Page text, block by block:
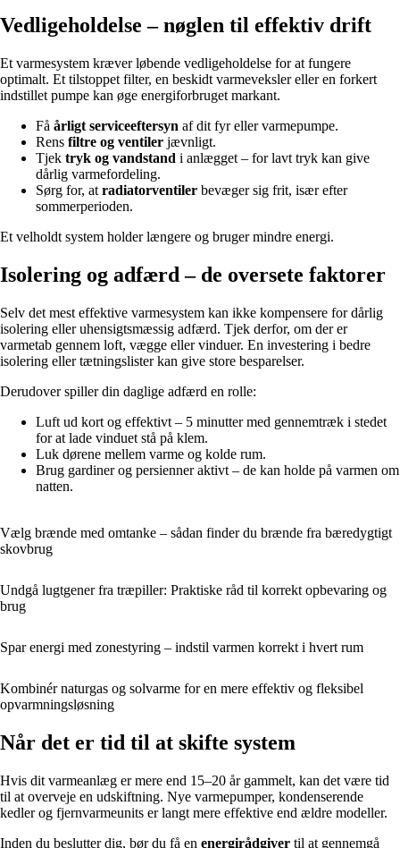
Vedligeholdelse – nøglen til effektiv drift
Et varmesystem kræver løbende vedligeholdelse for at fungere
optimalt. Et tilstoppet filter, en beskidt varmeveksler eller en forkert
indstillet pumpe kan øge energiforbruget markant.
Få årligt serviceeftersyn af dit fyr eller varmepumpe.
Rens filtre og ventiler jævnligt.
Tjek tryk og vandstand i anlægget – for lavt tryk kan give
dårlig varmefordeling.
Sørg for, at radiatorventiler bevæger sig frit, især efter
sommerperioden.
Et velholdt system holder længere og bruger mindre energi.
Isolering og adfærd – de oversete faktorer
Selv det mest effektive varmesystem kan ikke kompensere for dårlig
isolering eller uhensigtsmæssig adfærd. Tjek derfor, om der er
varmetab gennem loft, vægge eller vinduer. En investering i bedre
isolering eller tætningslister kan give store besparelser.
Derudover spiller din daglige adfærd en rolle:
Luft ud kort og effektivt – 5 minutter med gennemtræk i stedet
for at lade vinduet stå på klem.
Luk dørene mellem varme og kolde rum.
Brug gardiner og persienner aktivt – de kan holde på varmen om
natten.
Vælg brænde med omtanke – sådan finder du brænde fra bæredygtigt
skovbrug
Undgå lugtgener fra træpiller: Praktiske råd til korrekt opbevaring og
brug
Spar energi med zonestyring – indstil varmen korrekt i hvert rum
Kombinér naturgas og solvarme for en mere effektiv og fleksibel
opvarmningsløsning
Når det er tid til at skifte system
Hvis dit varmeanlæg er mere end 15–20 år gammelt, kan det være tid
til at overveje en udskiftning. Nye varmepumper, kondenserende
kedler og fjernvarmeunits er langt mere effektive end ældre modeller.
Inden du beslutter dig, bør du få en energirådgiver til at gennemgå